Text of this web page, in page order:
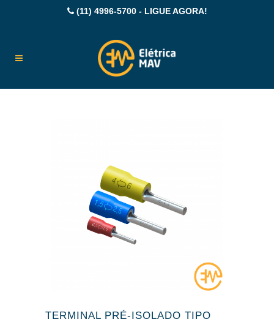
(11) 4996-5700 - LIGUE AGORA!
TERMINAL PRÉ-ISOLADO TIPO